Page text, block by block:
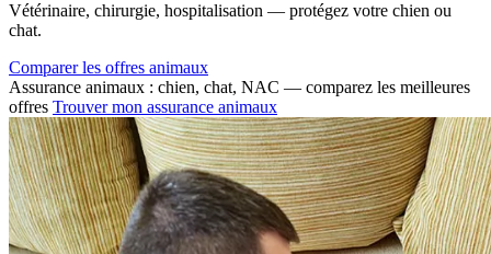
Vétérinaire, chirurgie, hospitalisation — protégez votre chien ou
chat.
Comparer les offres animaux
Assurance animaux : chien, chat, NAC — comparez les meilleures
offres Trouver mon assurance animaux